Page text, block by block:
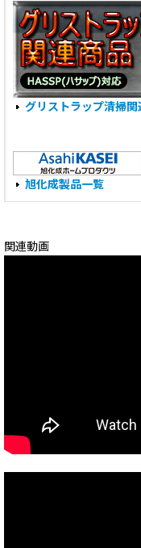
グリストラップ清掃関
旭化成製品一覧
関連動画